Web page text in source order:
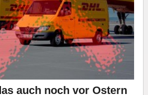
auch noch vor Ostern